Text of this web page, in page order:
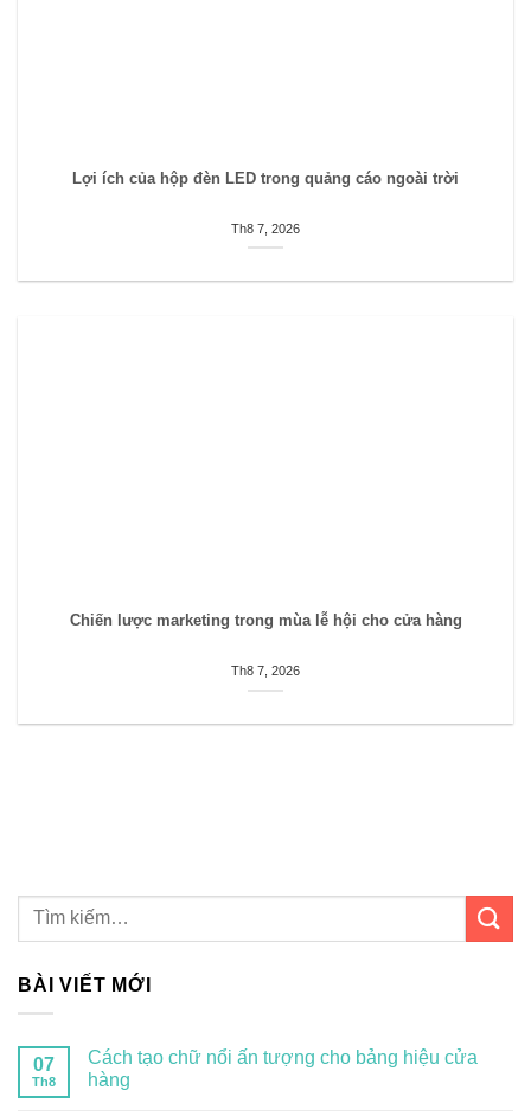
Lợi ích của hộp đèn LED trong quảng cáo ngoài trời
Th8 7, 2026
Chiến lược marketing trong mùa lễ hội cho cửa hàng
Th8 7, 2026
BÀI VIẾT MỚI
07
Th8
Cách tạo chữ nổi ấn tượng cho bảng hiệu cửa
hàng